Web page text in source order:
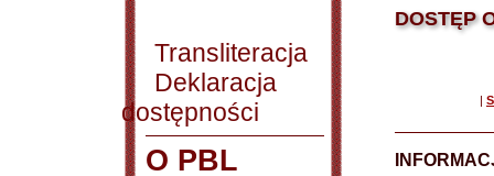
Transliteracja
Deklaracja
dostępności
O PBL
DOSTĘP
|